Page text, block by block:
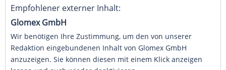
Empfohlener externer Inhalt:
Glomex GmbH
Wir benötigen Ihre Zustimmung, um den von unserer
Redaktion eingebundenen Inhalt von Glomex GmbH
anzuzeigen. Sie können diesen mit einem Klick anzeigen